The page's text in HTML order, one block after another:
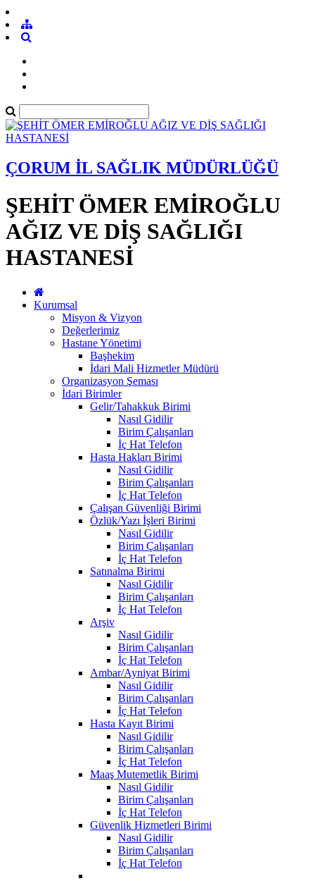
ÇORUM İL SAĞLIK MÜDÜRLÜĞÜ
ŞEHİT ÖMER EMİROĞLU
AĞIZ VE DİŞ SAĞLIĞI
HASTANESİ
Kurumsal
Misyon & Vizyon
Değerlerimiz
Hastane Yönetimi
Başhekim
İdari Mali Hizmetler Müdürü
Organizasyon Şeması
İdari Birimler
Gelir/Tahakkuk Birimi
Nasıl Gidilir
Birim Çalışanları
İç Hat Telefon
Hasta Hakları Birimi
Nasıl Gidilir
Birim Çalışanları
İç Hat Telefon
Çalışan Güvenliği Birimi
Özlük/Yazı İşleri Birimi
Nasıl Gidilir
Birim Çalışanları
İç Hat Telefon
Satınalma Birimi
Nasıl Gidilir
Birim Çalışanları
İç Hat Telefon
Arşiv
Nasıl Gidilir
Birim Çalışanları
İç Hat Telefon
Ambar/Ayniyat Birimi
Nasıl Gidilir
Birim Çalışanları
İç Hat Telefon
Hasta Kayıt Birimi
Nasıl Gidilir
Birim Çalışanları
İç Hat Telefon
Maaş Mutemetlik Birimi
Nasıl Gidilir
Birim Çalışanları
İç Hat Telefon
Güvenlik Hizmetleri Birimi
Nasıl Gidilir
Birim Çalışanları
İç Hat Telefon